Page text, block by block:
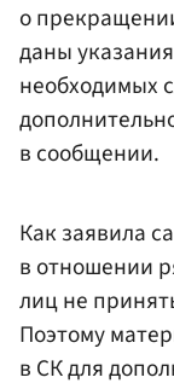
о
даны
необходимых
в сообщении.
Как заявила
в отношении
лиц не
Поэтому
в СК для